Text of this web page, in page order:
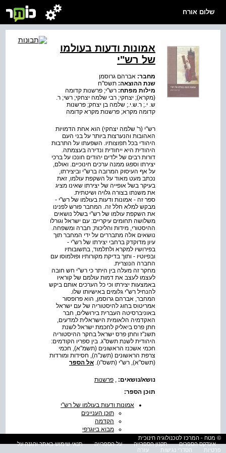
שלום אורח
אמונות ודעות בעולמו
של רש"י
מחבר: אברהם גרוסמן
שנת ההוצאה: תשס"ח
מילות מפתח: רש"י; פרשנות קדומה
(מקרא); יצחקי; רבי שלמה יצחקי; רשי; ר.
ש. י.; ר.ש.י.; שלמה בן יצחק; פרשנות
קדומה מקרא; פרשנות מקרא קדומה
רש"י (ר' שלמה יצחקי) הוא אחת הדמויות
האהובות והנערצות ביותר על בני העם
היהודי בכל תפוצותיו. השפעתו על התרבות
היהודית היא ייחודית ונדירה בעצמתה.
דורות רבים של ילדים יהודים חונכו על ברכי
יצירתו וספגו ממנה ערכים חינוכיים. ואולם,
על אף העיסוק המרובה ברש"י וביצירתו,
נכתב מעט מאוד על השקפת עולמו, זאת
בעיקר בשל אופייה של יצירתו שאינו מציג
את משנתו בצורה גלויה ושיטתית.
ספר זה - אמונות ודעות בעולמו של רש"י -
מבקש למלא חלל זה. המחבר פורש לפנינו
את השקפת עולמו של רש"י בשלל נושאים
משלושה תחומים עיקריים: עם ישראל וגורלו
ההיסטורי, מידות והליכות; חברה ומשפחה.
נושאים אלה מתבררים על ידי המחבר תוך
עיון מדוקדק ברחבי יצירתו של רש"י -
בפירושיו למקרא ולתלמוד, בתשובותיו
ובפיוטיו - ותוך בדיקת מקורותיו ופולמוסו עם
החברה הנוצרית.
מחקר זה מעלה בין היתר כי רש"י חש חובה
לעצמו לעצב את דמות עולמם של קוראיו
באמצעות יצירתו וכי כל הערכים אותם ביקש
להנחיל רש"י גלומים באישיותו שלו.
המחבר, אברהם גרוסמן, הוא פרופסור
אמריטוס בחוג להיסטוריה של עם ישראל
באוניברסיטה העברית בירושלים, חבר
האקדמיה הלאומית הישראלית למדעים,
חתן פרס ביאליק לחכמת ישראל לשנת
תשנ"ז וחתן פרס ישראל בחקר ההיסטוריה
היהודית לשנת תשס"ג. בין ספריו הקודמים:
חכמי אשכנז הראשונים (תשמ"א), חכמי
צרפת הראשונים (תשנ"ה), חסידות ומורדות
(תשס"א), רש"י (תשס"ו). אל הספר
נושא/נושאים:
פרשנות
תוכן הספר:
אמונות ודעות בעולמו של רש"י
תוכן העניינים
הקדמה
מבוא ביוגרפי
פרק א עם ישראל וגורלו
© מטח - המרכז לטכנולוגיה חינוכית
אינדקס הספרים
תקנון הספרייה על הספרייה
תנאי שימוש באתר והגנה על
פרטיות
הסדרי נגישות עזרה